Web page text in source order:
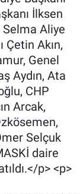
İlksen
Aliye
Çetin Akın,
Genel
Aydın, Ata
CHP
Arcak,
Selçuk
daire
p> <p>